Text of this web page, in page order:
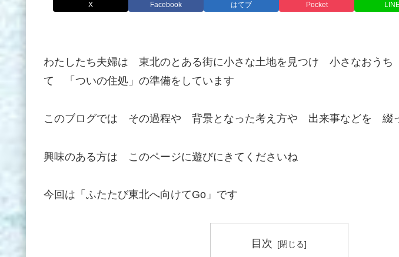
X Facebook はてブ Pocket
わたしたち夫婦は 東北のとある街に小さな土地を見つけ 小さなおうち
て 「ついの住処」の準備をしています
このブログでは その過程や 背景となった考え方や 出来事などを 綴
興味のある方は このページに遊びにきてくださいね
今回は「ふたたび東北へ向けてGo」です
目次